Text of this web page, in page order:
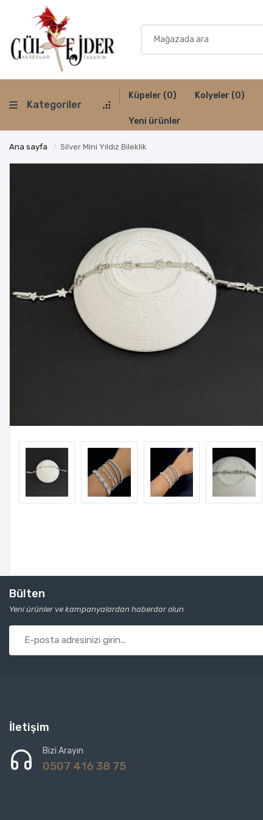
Kategoriler
Küpeler (0) Kolyeler (0)
Yeni ürünler
Ana sayfa / Silver Mini Yıldız Bileklik
Bülten
Yeni ürünler ve kampanyalardan haberdar olun
İletişim
Bizi Arayın
0507 416 38 75